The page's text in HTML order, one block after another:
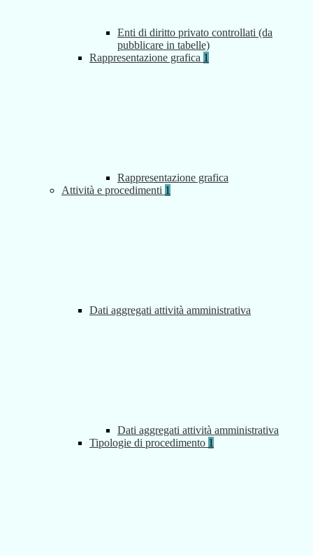
Enti di diritto privato controllati (da
pubblicare in tabelle)
Rappresentazione grafica 1
Rappresentazione grafica
Attività e procedimenti 1
Dati aggregati attività amministrativa
Dati aggregati attività amministrativa
Tipologie di procedimento 1